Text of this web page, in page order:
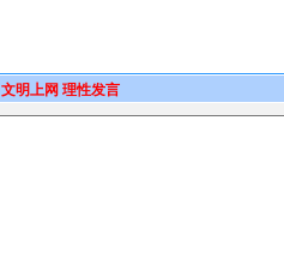
文明上网 理性发言